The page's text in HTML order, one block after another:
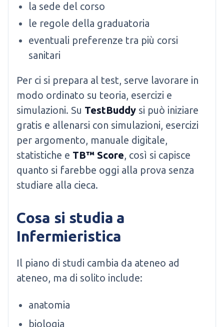
la sede del corso
le regole della graduatoria
eventuali preferenze tra più corsi
sanitari
Per ci si prepara al test, serve lavorare in
modo ordinato su teoria, esercizi e
simulazioni. Su TestBuddy si può iniziare
gratis e allenarsi con simulazioni, esercizi
per argomento, manuale digitale,
statistiche e TB™ Score, così si capisce
quanto si farebbe oggi alla prova senza
studiare alla cieca.
Cosa si studia a
Infermieristica
Il piano di studi cambia da ateneo ad
ateneo, ma di solito include:
anatomia
biologia